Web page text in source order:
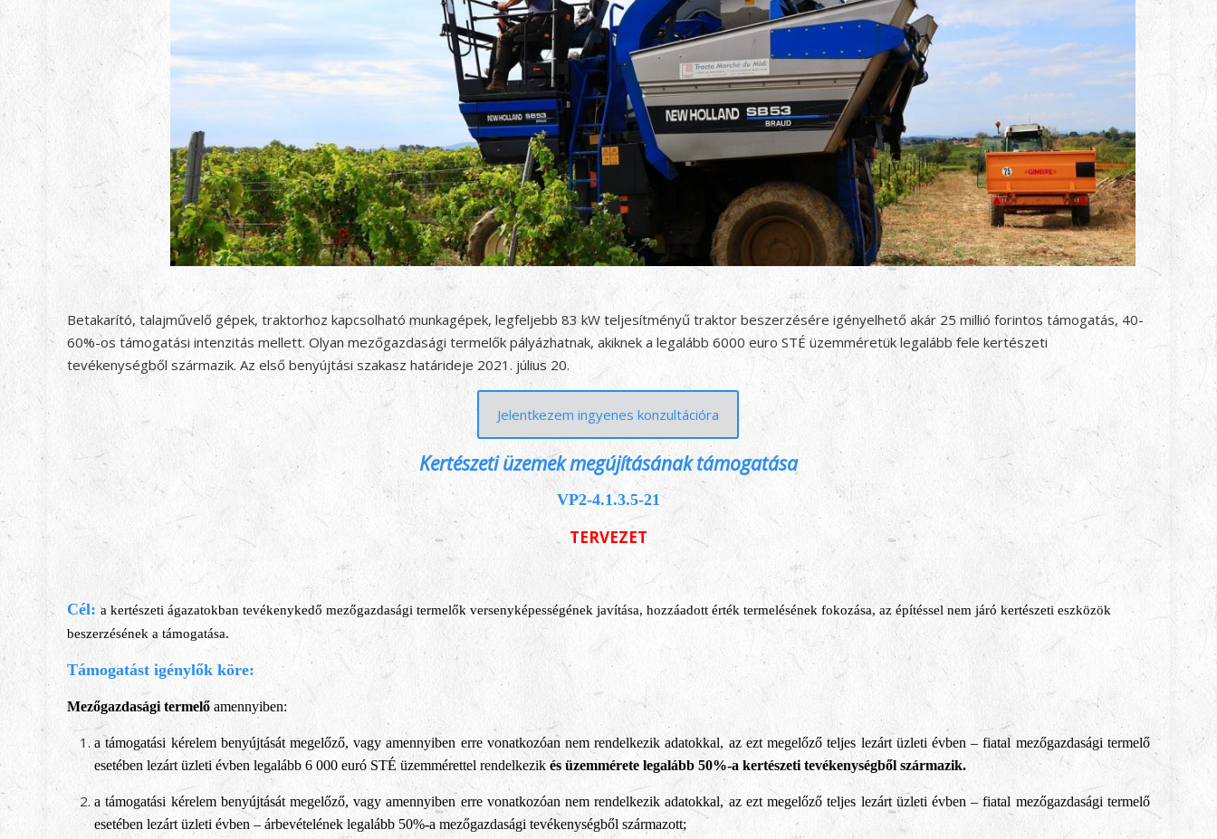
Betakarító, talajművelő gépek, traktorhoz kapcsolható munkagépek, legfeljebb 83 kW teljesítményű traktor beszerzésére igényelhető akár 25 millió forintos támogatás, 40-
60%-os támogatási intenzitás mellett. Olyan mezőgazdasági termelők pályázhatnak, akiknek a legalább 6000 euro STÉ üzemméretük legalább fele kertészeti
tevékenységből származik. Az első benyújtási szakasz határideje 2021. július 20.
Jelentkezem ingyenes konzultációra
Kertészeti üzemek megújításának támogatása
VP2-4.1.3.5-21
TERVEZET
Cél:a kertészeti ágazatokban tevékenykedő mezőgazdasági termelők versenyképességének javítása, hozzáadott érték termelésének fokozása, az építéssel nem járó kertészeti eszközök
beszerzésének a támogatása.
Támogatást igénylők köre:
Mezőgazdasági termelő amennyiben:
a támogatási kérelem benyújtását megelőző, vagy amennyiben erre vonatkozóan nem rendelkezik adatokkal, az ezt megelőző teljes lezárt üzleti évben – fiatal mezőgazdasági termelő
esetében lezárt üzleti évben legalább 6 000 euró STÉ üzemmérettel rendelkezikés üzemmérete legalább 50%-a kertészeti tevékenységből származik.
a támogatási kérelem benyújtását megelőző, vagy amennyiben erre vonatkozóan nem rendelkezik adatokkal, az ezt megelőző teljes lezárt üzleti évben – fiatal mezőgazdasági termelő
esetében lezárt üzleti évben – árbevételének legalább 50%-a mezőgazdasági tevékenységből származott;